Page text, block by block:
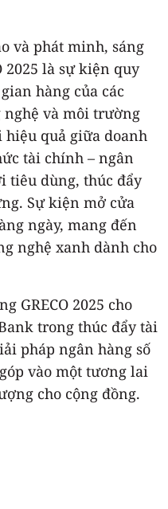
và phát minh, sáng
2025 là sự kiện quy
hàng của các
và môi trường
quả giữa doanh
tài chính – ngân
tiêu dùng, thúc đẩy
Sự kiện mở cửa
ngày, mang đến
nghệ xanh dành cho
GRECO 2025 cho
trong thúc đẩy tài
pháp ngân hàng số
vào một tương lai
cho cộng đồng.